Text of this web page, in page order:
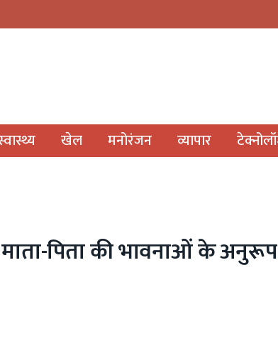
खेल मनोरंजन व्यापार
पिता की भावनाओं के